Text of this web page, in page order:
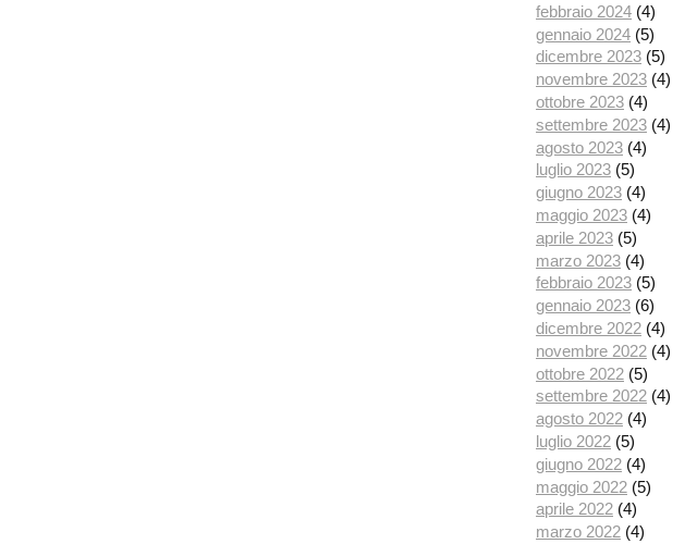
febbraio 2024 (4)
gennaio 2024 (5)
dicembre 2023 (5)
novembre 2023 (4)
ottobre 2023 (4)
settembre 2023 (4)
agosto 2023 (4)
luglio 2023 (5)
giugno 2023 (4)
maggio 2023 (4)
aprile 2023 (5)
marzo 2023 (4)
febbraio 2023 (5)
gennaio 2023 (6)
dicembre 2022 (4)
novembre 2022 (4)
ottobre 2022 (5)
settembre 2022 (4)
agosto 2022 (4)
luglio 2022 (5)
giugno 2022 (4)
maggio 2022 (5)
aprile 2022 (4)
marzo 2022 (4)